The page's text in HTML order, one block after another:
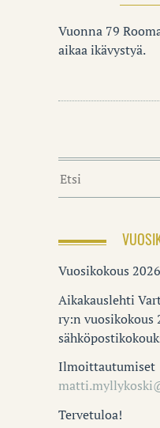
Vuonna 79
aikaa ikävystyä.
Vuosikokous 2026
Aikakauslehti
ry:n vuosikokous
Ilmoittautumiset
Tervetuloa!